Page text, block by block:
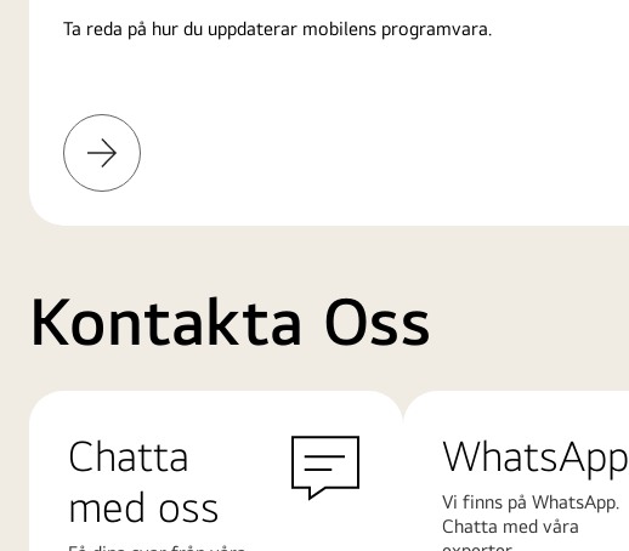
Ta reda på hur du uppdaterar mobilens programvara.
Läs
mer
Kontakta Oss
Chatta
med oss
WhatsApp
Vi finns på WhatsApp.
Chatta med våra